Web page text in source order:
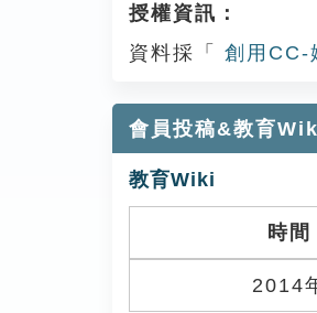
授權資訊：
資料採「
創用CC-
會員投稿&教育
教育Wiki
時間
2014